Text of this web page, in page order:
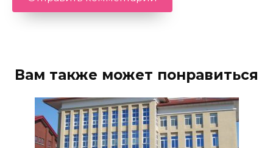
Вам также может понравиться